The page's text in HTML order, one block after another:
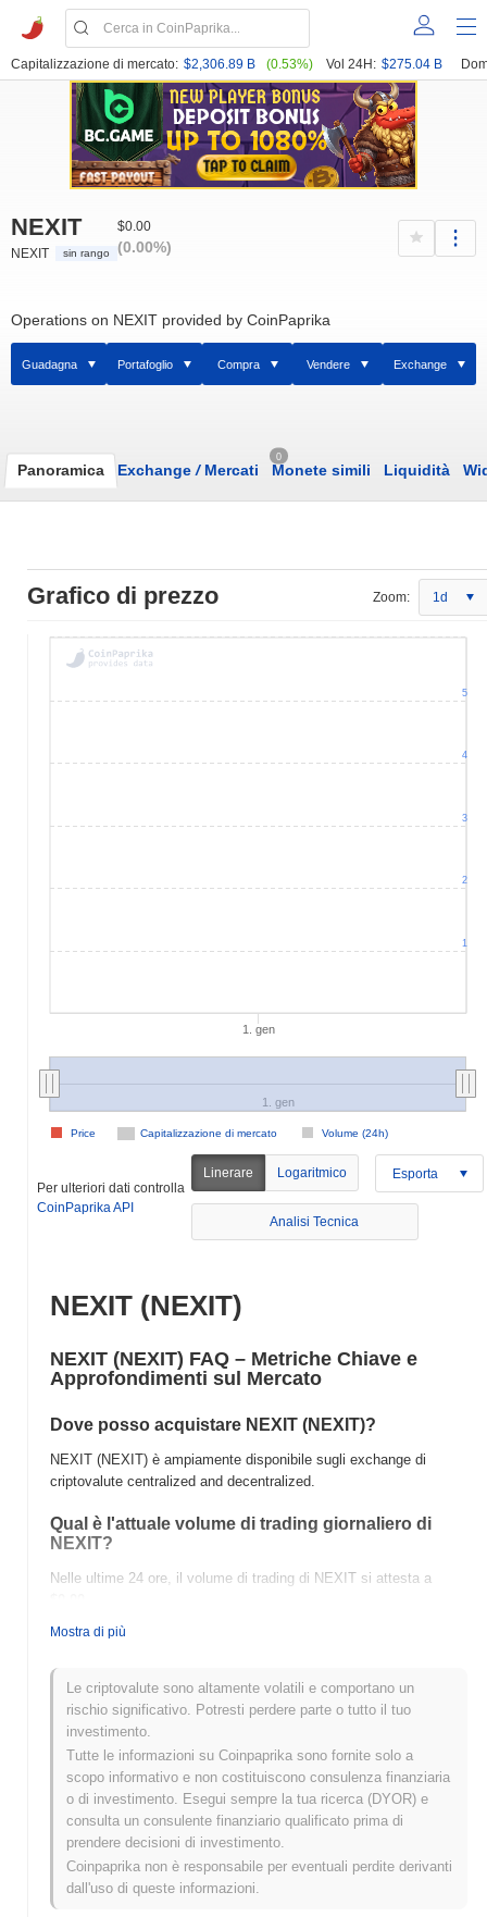
Capitalizzazione di mercato: $2,306.89 B (0.53%) Vol 24H: $275.04 B
NEXIT
NEXIT sin rango
$0.00
(0.00%)
Operations on NEXIT provided by CoinPaprika
Guadagna Portafoglio Compra Vendere Exchange
Panoramica Exchange /Mercati
0
Monete simili Liquidità
Grafico di prezzo Zoom: 1d
1. gen
Capitalizzazione di mercato Volume (24h)
Price
1. gen
1
2
3
4
5
Per ulteriori dati controlla
CoinPaprika API
Linerare Logaritmico Esporta
Analisi Tecnica
NEXIT (NEXIT)
NEXIT (NEXIT) FAQ – Metriche Chiave e
Approfondimenti sul Mercato
Dove posso acquistare NEXIT (NEXIT)?
NEXIT (NEXIT) è ampiamente disponibile sugli exchange di
criptovalute centralized and decentralized.
Qual è l'attuale volume di trading giornaliero di
NEXIT?
Nelle ultime 24 ore, il volume di trading di NEXIT si attesta a
Qual è lo storico della fascia di prezzo di NEXIT?
Massimo Storico (ATH):
Minimo Storico (ATL):
$0.00
Come si sta comportando NEXIT rispetto al
mercato crypto più ampio?
Negli ultimi 7 giorni, NEXIT ha guadagnato0.00%,
sottoperformando il mercato crypto complessivo che ha registrato
un guadagno del
Mostra di più
Le criptovalute sono altamente volatili e comportano un
rischio significativo. Potresti perdere parte o tutto il tuo
investimento.
Tutte le informazioni su Coinpaprika sono fornite solo a
scopo informativo e non costituiscono consulenza finanziaria
o di investimento. Esegui sempre la tua ricerca (DYOR) e
consulta un consulente finanziario qualificato prima di
prendere decisioni di investimento.
Coinpaprika non è responsabile per eventuali perdite derivanti
dall'uso di queste informazioni.